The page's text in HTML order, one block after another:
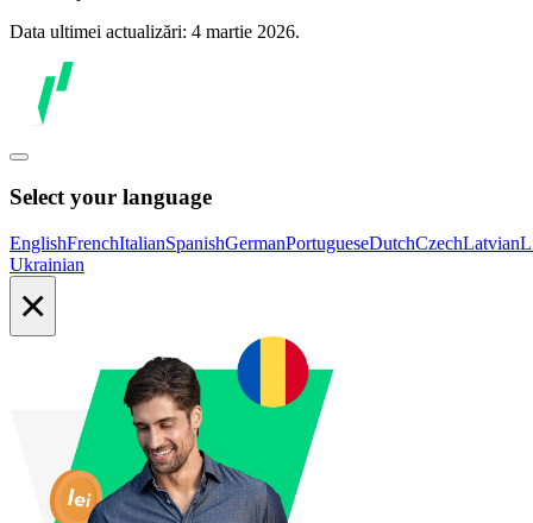
Data ultimei actualizări: 4 martie 2026.
Select your language
EnglishFrenchItalianSpanishGermanPortugueseDutchCzechLatvian
Ukrainian
×